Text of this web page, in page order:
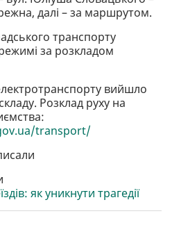
далі – за маршрутом.
транспорту
за розкладом
вийшло
Розклад руху на
transport/
як уникнути трагедії